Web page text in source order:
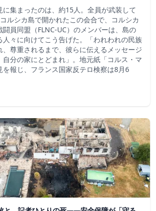
集まったのは、約15人。全員が武装して
ルシカ島で開かれたこの会合で、コルシカ
闘員同盟（FLNC-UC）のメンバーは、島の
人々に向けてこう告げた。「われわれの民族
、尊重されるまで、彼らに伝えるメッセージ
自分の家にとどまれ」。地元紙「コルス・マ
を報じ、フランス国家反テロ検察は8月6